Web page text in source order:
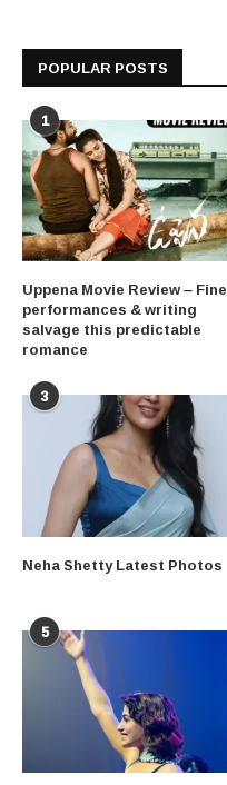
POPULAR POSTS
1
Uppena Movie Review – Fine
performances & writing
salvage this predictable
romance
3
Neha Shetty Latest Photos
5